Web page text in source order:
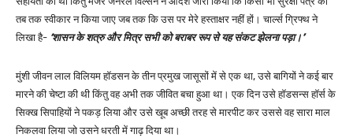
तब तक स्वीकार न किया जाए जब तक कि उस पर मेरे हस्ताक्षर नहीं हों। चार्ल्स ग्रिफ्थ ने
लिखा है- ‘शासन के शत्रु और मित्र सभी को बराबर रूप से यह संकट झेलना पड़ा।’
मुंशी जीवन लाल विलियम हॉडसन के तीन प्रमुख जासूसों में से एक था, उसे बागियों ने कई बार
मारने की चेष्टा की थी किंतु वह अभी तक जीवित बचा हुआ था। एक दिन उसे हॉडसन्स हॉर्स के
सिक्ख सिपाहियों ने पकड़ लिया और उसे खूब अच्छी तरह से मारपीट कर उससे वह सारा माल
निकलवा लिया जो उसने धरती में गाढ़ दिया था।